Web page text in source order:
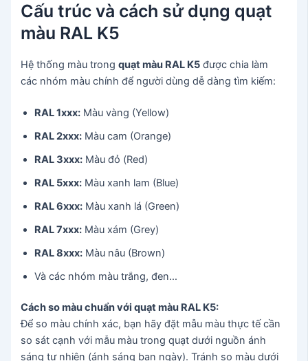
Cấu trúc và cách sử dụng quạt
màu RAL K5
Hệ thống màu trongquạt màu RAL K5 được chia làm
các nhóm màu chính để người dùng dễ dàng tìm kiếm:
RAL 1xxx: Màu vàng (Yellow)
RAL 2xxx: Màu cam (Orange)
RAL 3xxx: Màu đỏ (Red)
RAL 5xxx: Màu xanh lam (Blue)
RAL 6xxx: Màu xanh lá (Green)
RAL 7xxx: Màu xám (Grey)
RAL 8xxx: Màu nâu (Brown)
Và các nhóm màu trắng, đen…
Cách so màu chuẩn với quạt màu RAL K5:
Để so màu chính xác, bạn hãy đặt mẫu màu thực tế cần
so sát cạnh với mẫu màu trong quạt dưới nguồn ánh
sáng tự nhiên (ánh sáng ban ngày). Tránh so màu dưới